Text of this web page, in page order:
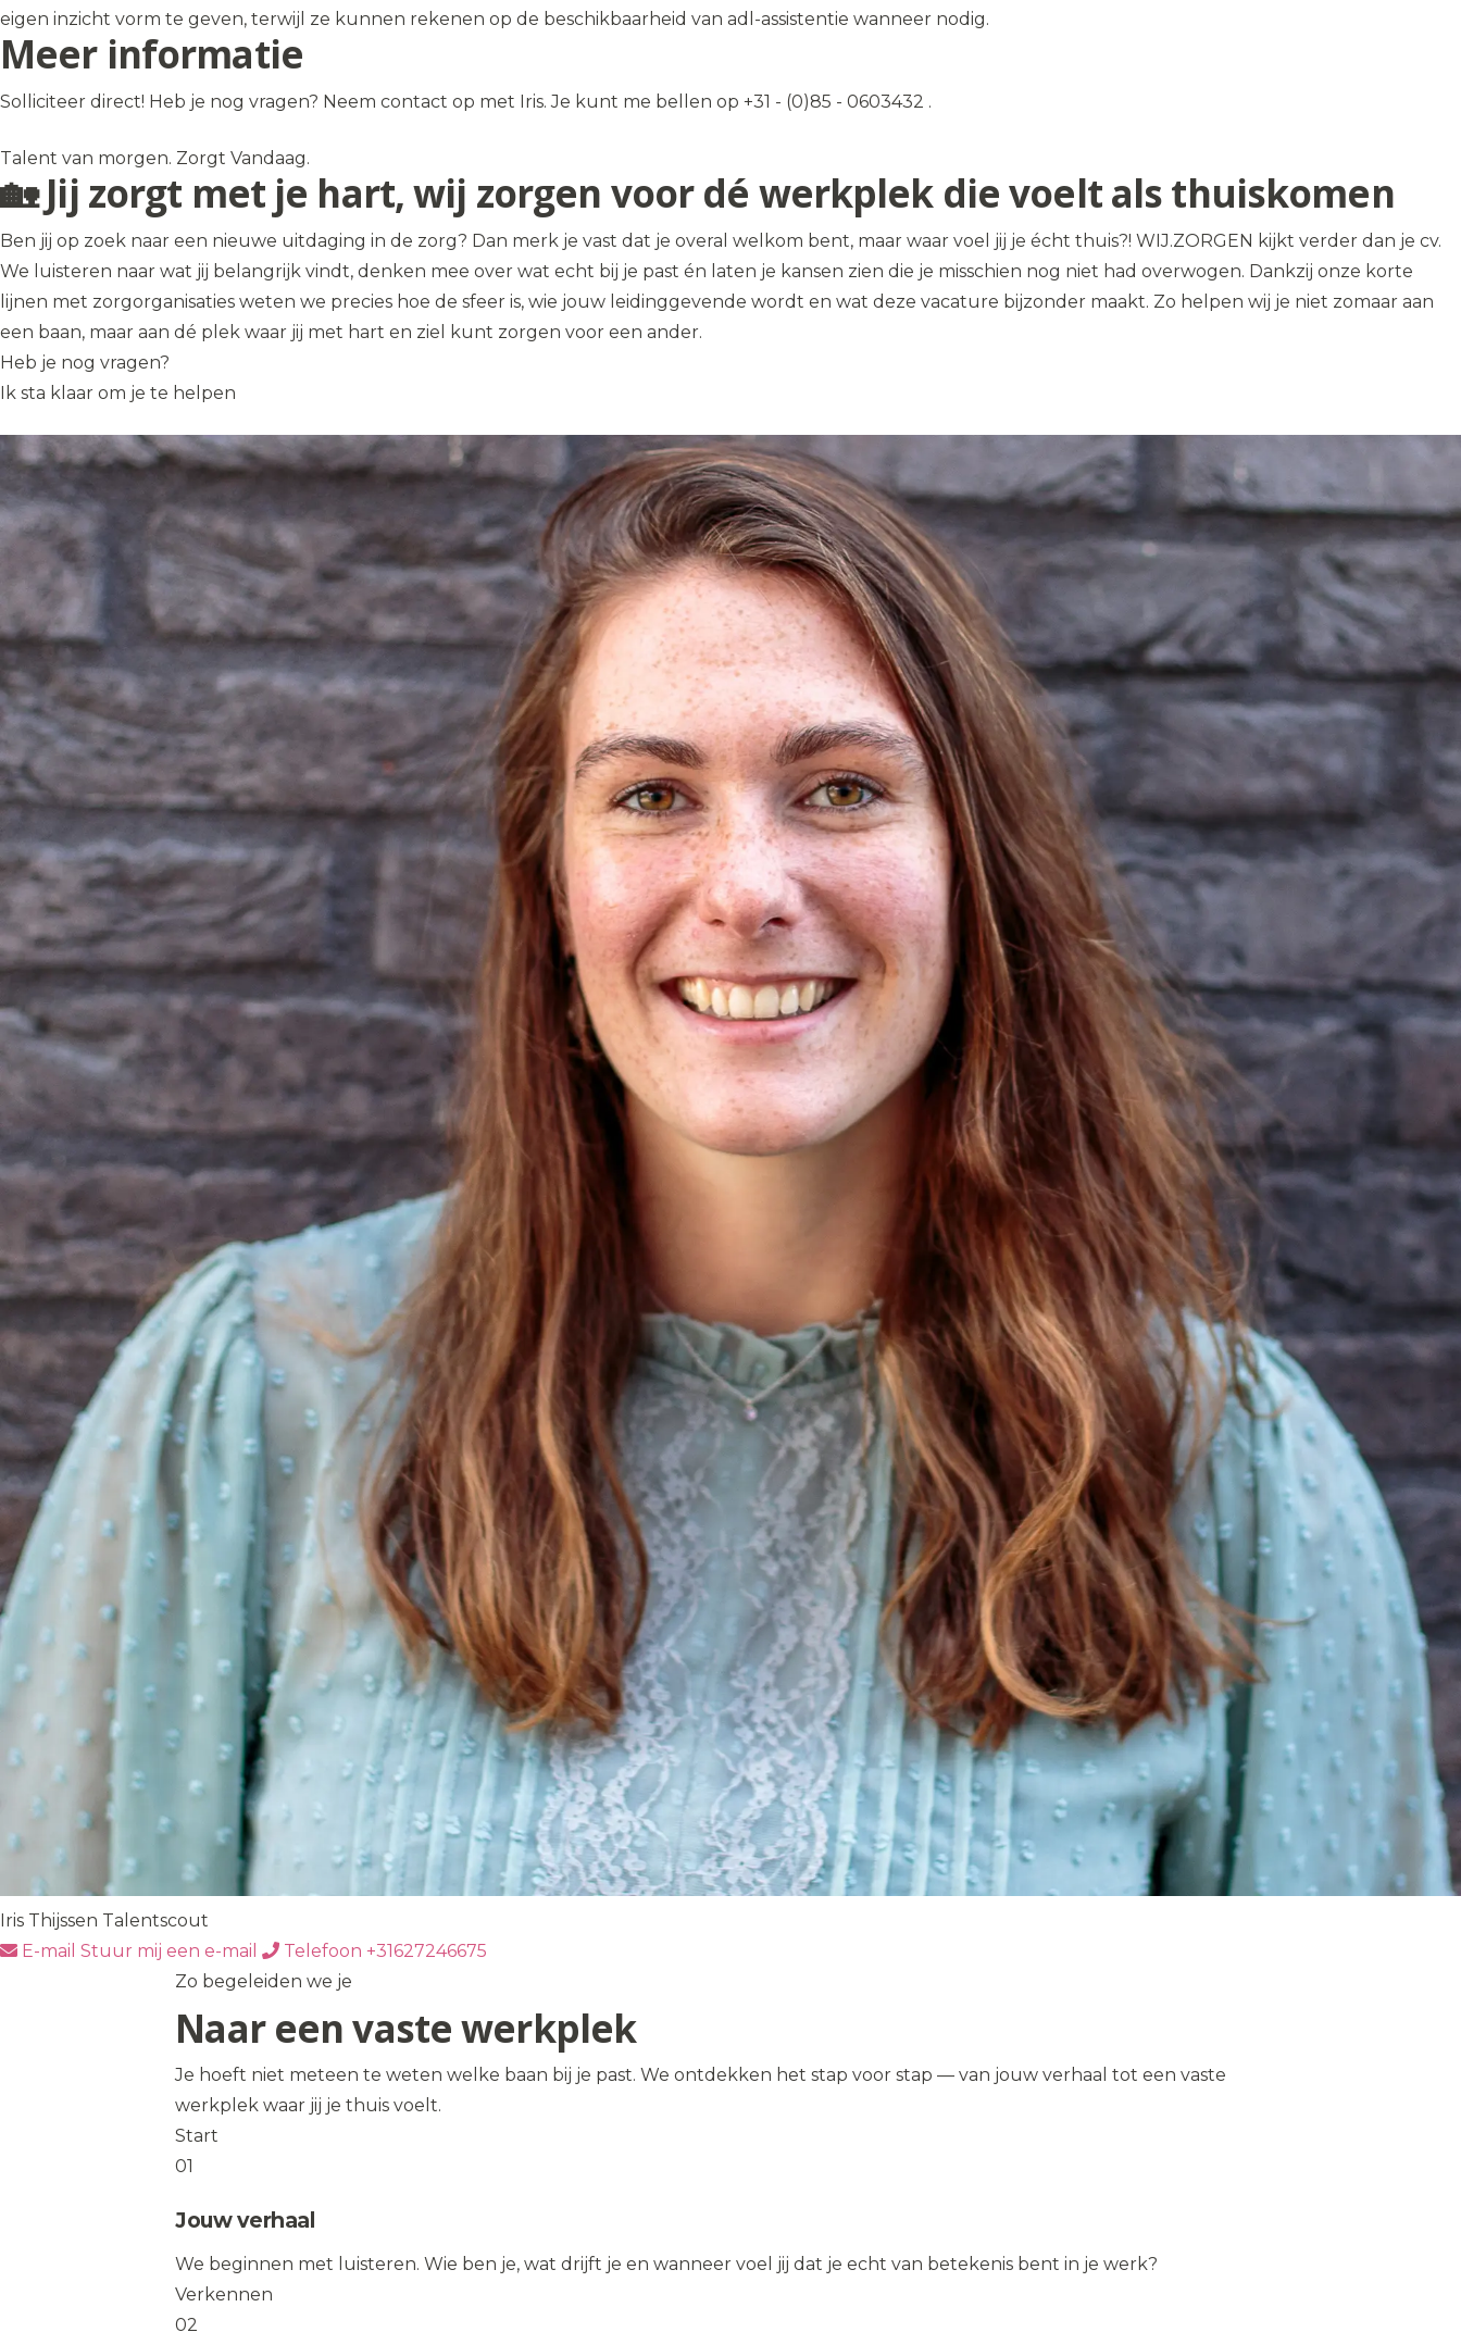
eigen inzicht vorm te geven, terwijl ze kunnen rekenen op de beschikbaarheid van adl-assistentie wanneer nodig.
Meer informatie
Solliciteer direct! Heb je nog vragen? Neem contact op met Iris. Je kunt me bellen op +31 - (0)85 - 0603432 .
Talent van morgen. Zorgt Vandaag.
🏡 Jij zorgt met je hart, wij zorgen voor dé werkplek die voelt als thuiskomen
Ben jij op zoek naar een nieuwe uitdaging in de zorg? Dan merk je vast dat je overal welkom bent, maar waar voel jij je écht thuis?! WIJ.ZORGEN kijkt verder dan je cv.
We luisteren naar wat jij belangrijk vindt, denken mee over wat echt bij je past én laten je kansen zien die je misschien nog niet had overwogen. Dankzij onze korte
lijnen met zorgorganisaties weten we precies hoe de sfeer is, wie jouw leidinggevende wordt en wat deze vacature bijzonder maakt. Zo helpen wij je niet zomaar aan
een baan, maar aan dé plek waar jij met hart en ziel kunt zorgen voor een ander.
Heb je nog vragen?
Ik sta klaar om je te helpen
Iris Thijssen Talentscout
E-mail Stuur mij een e-mail Telefoon +31627246675
Zo begeleiden we je
Naar een vaste werkplek
Je hoeft niet meteen te weten welke baan bij je past. We ontdekken het stap voor stap — van jouw verhaal tot een vaste
werkplek waar jij je thuis voelt.
Start
01
Jouw verhaal
We beginnen met luisteren. Wie ben je, wat drijft je en wanneer voel jij dat je echt van betekenis bent in je werk?
Verkennen
02